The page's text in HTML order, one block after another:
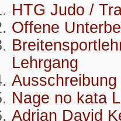
HTG Judo /
Offene
Lehrgang
Nage no kata
Adrian David